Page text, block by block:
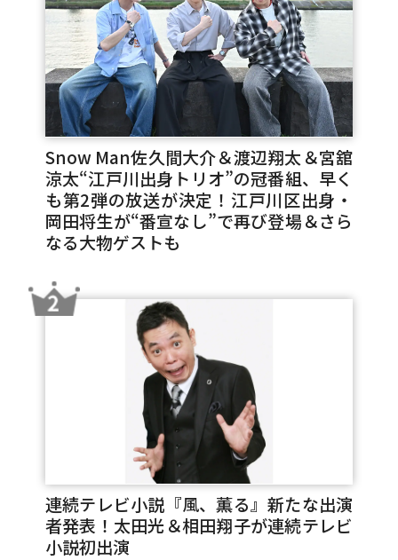
Snow Man佐久間大介＆渡辺翔太＆宮舘
涼太“江戸川出身トリオ”の冠番組、早く
も第2弾の放送が決定！江戸川区出身・
岡田将生が“番宣なし”で再び登場＆さら
なる大物ゲストも
連続テレビ小説『風、薫る』新たな出演
者発表！太田光＆相田翔子が連続テレビ
小説初出演